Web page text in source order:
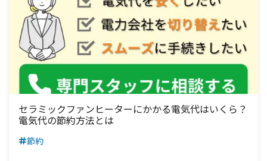
セラミックファンヒーターにかかる電気代はいくら？
電気代の節約方法とは
節約